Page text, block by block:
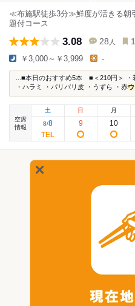
≪布施駅徒歩3分≫鮮度が活きる朝
題付コース
3.08 28 人
￥3,000～￥3,999 -
...■本日のおすすめ5本 ■＜210円＞ ・
・ハラミ ・パリパリ皮 ・うずら ・赤
空席
情報
土
8/8
日
9
月
10